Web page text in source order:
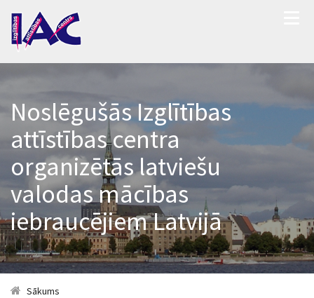
Noslēgušās Izglītības
attīstības centra
organizētās latviešu
valodas mācības
iebraucējiem Latvijā
Sākums